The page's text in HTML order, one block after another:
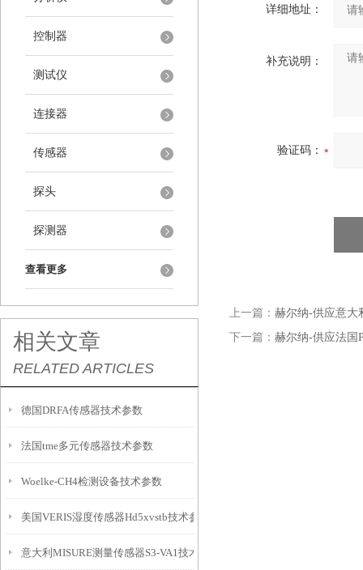
控制器
测试仪
连接器
传感器
探头
探测器
查看更多
相关文章
RELATED ARTICLES
德国DRFA传感器技术参数
法国tme多元传感器技术参数
Woelke-CH4检测设备技术参数
美国VERIS湿度传感器Hd5xvstb技术参数
意大利MISURE测量传感器S3-VA1技术参数
详细地址：
补充说明：
验证码：
上一篇： 赫尔纳-供应意大
下一篇： 赫尔纳-供应法国